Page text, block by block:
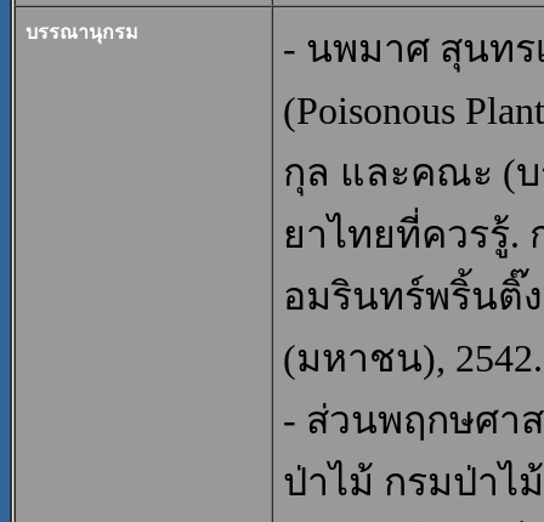
บรรณานุกรม
- นพมาศ สุนท
(Poisonous
กุล และคณะ (
ยาไทยที่ควรรู้.
อมรินทร์พริ้นติ๊
(มหาชน), 2542.
- ส่วนพฤกษศา
ป่าไม้ กรมป่าไ